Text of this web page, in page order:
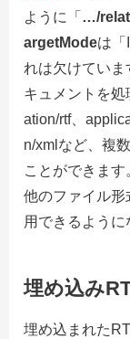
ように「 …/
argetModeは「
れは欠けてい
キュメントを
ation/rtf、
n/xmlなど、複
ことができま
他のファイル形
用できるように
埋め込み
埋め込まれた